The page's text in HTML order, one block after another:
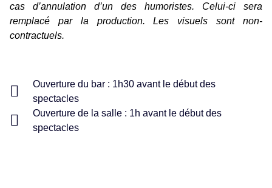
cas d’annulation d’un des humoristes. Celui-ci sera
remplacé par la production. Les visuels sont non-
contractuels.
Ouverture du bar : 1h30 avant le début des
spectacles
Ouverture de la salle : 1h avant le début des
spectacles